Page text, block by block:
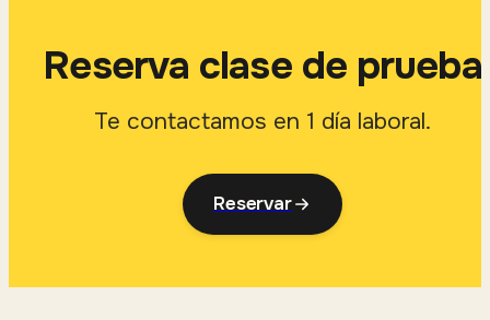
Reserva clase de prueba
Te contactamos en 1 día laboral.
Reservar